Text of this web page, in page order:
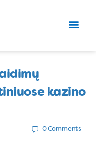
kazino
0 Comments